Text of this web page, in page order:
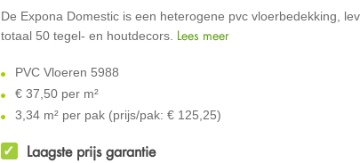
De Expona Domestic is een heterogene pvc vloerbedekking,
totaal 50 tegel- en houtdecors. Lees meer
PVC Vloeren 5988
€ 37,50 per m²
3,34 m² per pak (prijs/pak: € 125,25)
Laagste prijs garantie